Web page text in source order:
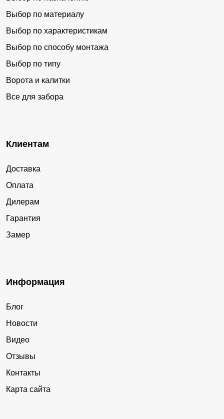
Выбор по материалу
Выбор по характеристикам
Выбор по способу монтажа
Выбор по типу
Ворота и калитки
Все для забора
Клиентам
Доставка
Оплата
Дилерам
Гарантия
Замер
Информация
Блог
Новости
Видео
Отзывы
Контакты
Карта сайта